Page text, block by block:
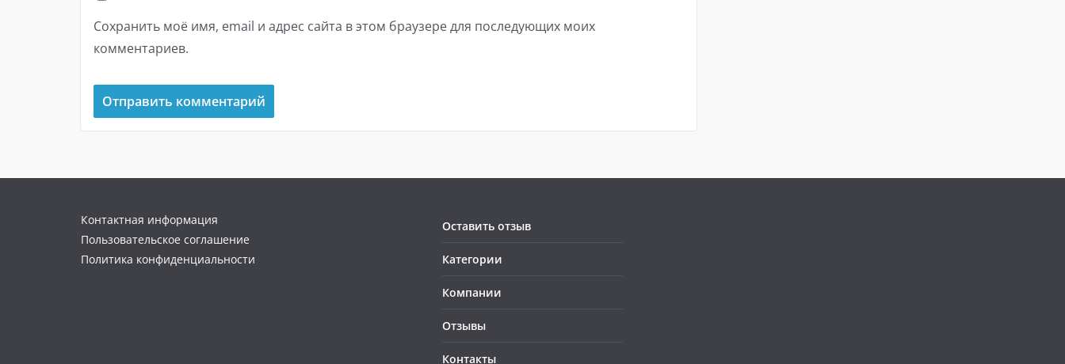
Сохранить моё имя, email и адрес сайта в этом браузере для последующих моих
комментариев.
Контактная информация
Пользовательское соглашение
Политика конфиденциальности
Оставить отзыв
Категории
Компании
Отзывы
Контакты